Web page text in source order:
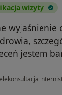
wizyty
wyjaśnienie
jestem